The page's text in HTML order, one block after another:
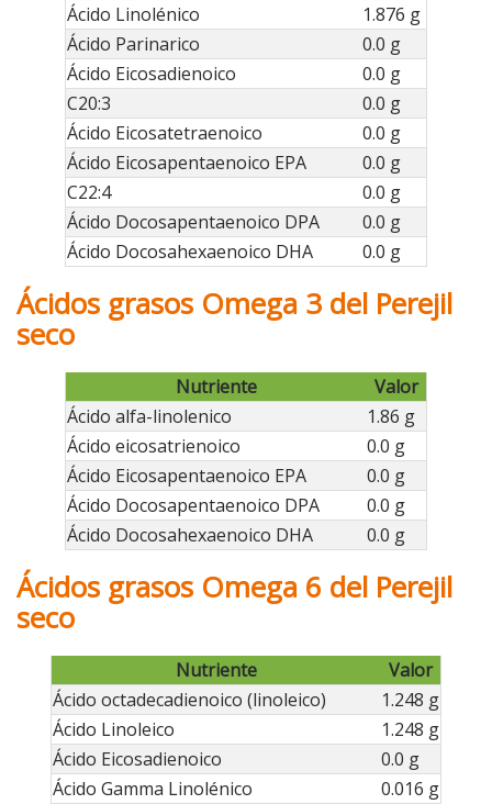
Ácido Linolénico
1.876 g
Ácido Parinarico
0.0 g
Ácido Eicosadienoico
0.0 g
C20:3
0.0 g
Ácido Eicosatetraenoico
0.0 g
Ácido Eicosapentaenoico EPA
0.0 g
C22:4
0.0 g
Ácido Docosapentaenoico DPA
0.0 g
Ácido Docosahexaenoico DHA
0.0 g
Ácidos grasos Omega 3 del Perejil
seco
Nutriente
Valor
Ácido alfa-linolenico
1.86 g
Ácido eicosatrienoico
0.0 g
Ácido Eicosapentaenoico EPA
0.0 g
Ácido Docosapentaenoico DPA
0.0 g
Ácido Docosahexaenoico DHA
0.0 g
Ácidos grasos Omega 6 del Perejil
seco
Nutriente
Valor
Ácido octadecadienoico (linoleico)
1.248 g
Ácido Linoleico
1.248 g
Ácido Eicosadienoico
0.0 g
Ácido Gamma Linolénico
0.016 g